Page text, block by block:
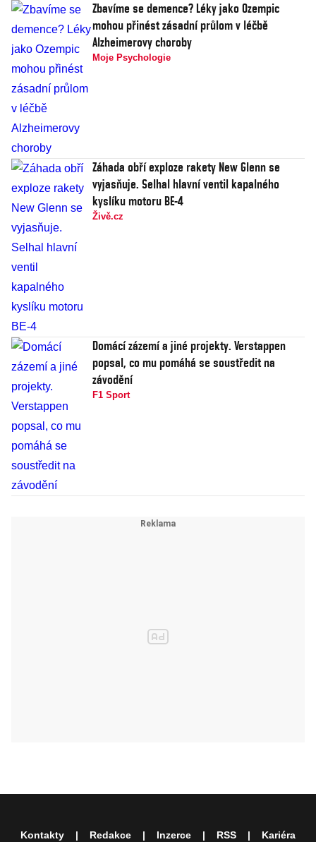
Zbavíme se demence? Léky jako Ozempic
mohou přinést zásadní průlom v léčbě
Alzheimerovy choroby
Moje Psychologie
Záhada obří exploze rakety New Glenn se
vyjasňuje. Selhal hlavní ventil kapalného
kyslíku motoru BE-4
Živě.cz
Domácí zázemí a jiné projekty. Verstappen
popsal, co mu pomáhá se soustředit na
závodění
F1 Sport
Kontakty Redakce Inzerce RSS Kariéra